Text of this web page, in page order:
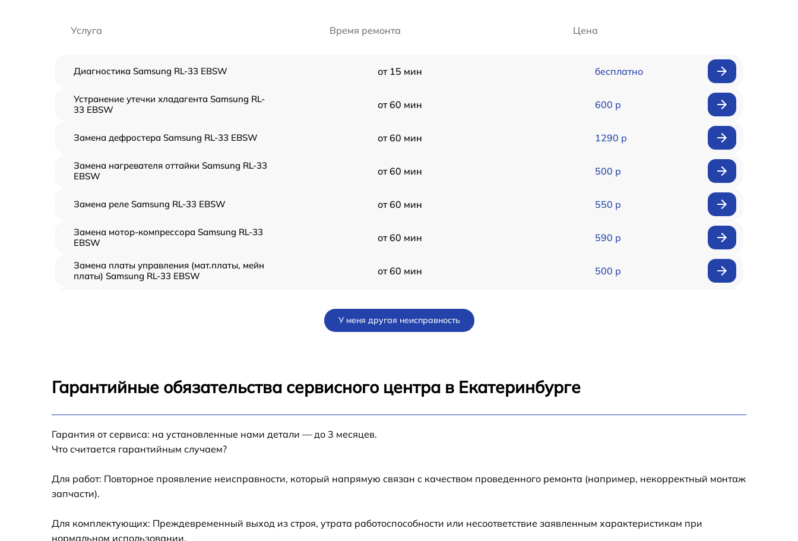
Услуга Время ремонта Цена
Диагностика Samsung RL-33 EBSW от 15 мин бесплатно
Устранение утечки хладагента Samsung RL-
33 EBSW
от 60 мин 600 р
Замена дефростера Samsung RL-33 EBSW от 60 мин 1290 р
Замена нагревателя оттайки Samsung RL-33
EBSW
от 60 мин 500 р
Замена реле Samsung RL-33 EBSW от 60 мин 550 р
Замена мотор-компрессора Samsung RL-33
EBSW
от 60 мин 590 р
Замена платы управления (мат.платы, мейн
платы) Samsung RL-33 EBSW
от 60 мин 500 р
Замена электросхемы Samsung RL-33 EBSW
Устранение засора трубопровода Samsung
Ремонт датчика морозильного отделения
У меня другая неисправность
Гарантийные обязательства сервисного центра в Екатеринбурге
Гарантия от сервиса: на установленные нами детали — до 3 месяцев.
Что считается гарантийным случаем?
Для работ: Повторное проявление неисправности, который напрямую связан с качеством проведенного ремонта (например, некорректный монтаж
запчасти).
Для комплектующих: Преждевременный выход из строя, утрата работоспособности или несоответствие заявленным характеристикам при
нормальном использовании.